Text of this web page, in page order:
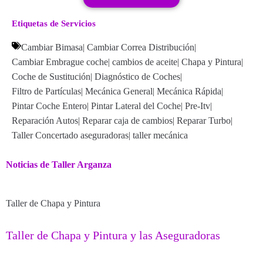
Etiquetas de Servicios
Cambiar Bimasa| Cambiar Correa Distribución|
Cambiar Embrague coche| cambios de aceite| Chapa y Pintura|
Coche de Sustitución| Diagnóstico de Coches|
Filtro de Partículas| Mecánica General| Mecánica Rápida|
Pintar Coche Entero| Pintar Lateral del Coche| Pre-Itv|
Reparación Autos| Reparar caja de cambios| Reparar Turbo|
Taller Concertado aseguradoras| taller mecánica
Noticias de Taller Arganza
Taller de Chapa y Pintura
Taller de Chapa y Pintura y las Aseguradoras